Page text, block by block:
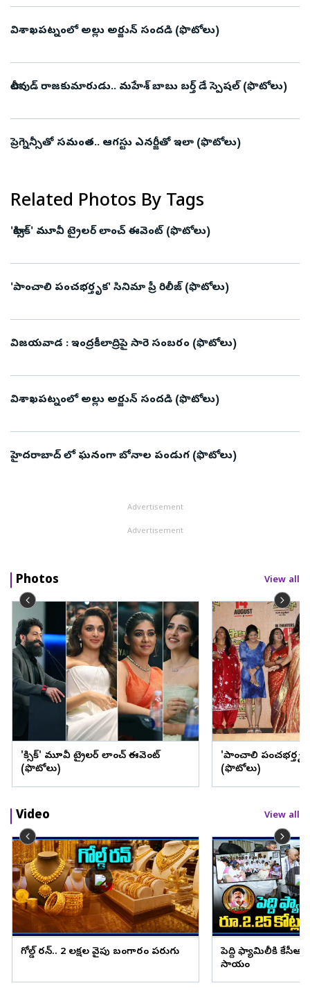
విశాఖపట్నంలో అల్లు అర్జున్‌ సందడి (ఫొటోలు)
టాలీవుడ్ రాజకుమారుడు.. మహేశ్ బాబు బర్త్ డే స్పెషల్ (ఫొటోలు)
ప్రెగ్నెన్సీతో సమంత.. ఆగస్టు ఎనర్జీతో ఇలా (ఫొటోలు)
Related Photos By Tags
'టాక్సిక్' మూవీ ట్రైలర్‌ లాంచ్‌ ఈవెంట్‌ (ఫొటోలు)
'పాంచాలి పంచభర్తృక' సినిమా ప్రీ రిలీజ్ (ఫొటోలు)
విజయవాడ : ఇంద్రకీలాద్రిపై సారె సంబరం (ఫొటోలు)
విశాఖపట్నంలో అల్లు అర్జున్‌ సందడి (ఫొటోలు)
హైదరాబాద్ లో ఘనంగా బోనాల పండుగ (ఫొటోలు)
Advertisement
Advertisement
Photos View all
'టాక్సిక్' మూవీ ట్రైలర్‌ లాంచ్‌ ఈవెంట్‌
(ఫొటోలు)
'పాంచాలి
(ఫొటోలు)
Video View all
గోల్డ్ రన్.. 2 లక్షల వైపు బంగారం పరుగు
పెద్ది ఫ్యామిలీకి కేసీఆర్
సాయం